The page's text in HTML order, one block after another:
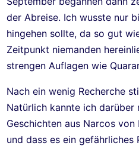
der Abreise. Ich wusste nur
hingehen sollte, da so gut
Zeitpunkt niemanden
strengen Auflagen wie
Nach ein wenig Recherche
Natürlich kannte ich darüber
Geschichten aus Narcos
und dass es ein gefährliches